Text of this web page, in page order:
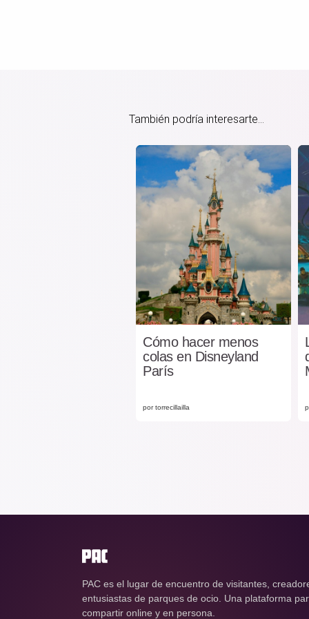
También podría interesarte...
Cómo hacer menos
colas en Disneyland
París
por torrecillailla
PAC es el lugar de encuentro de visitantes,
entusiastas de parques de ocio. Una plataforma
compartir online y en persona.